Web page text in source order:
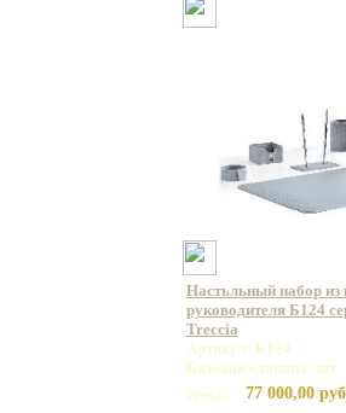
Настьльный набор из
руководителя Б124
Treccia
Артикул: Б124
Базовая единица: шт
Цена:
77 000,00